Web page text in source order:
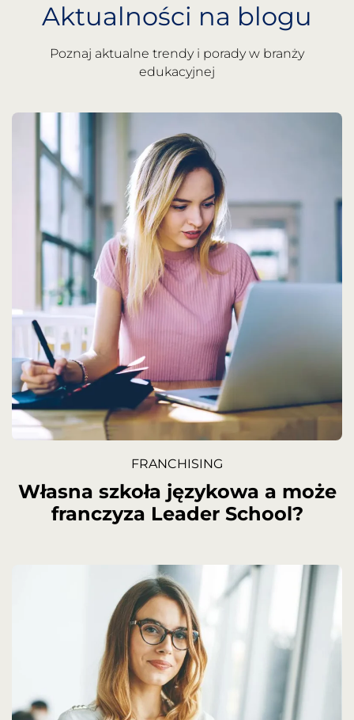
Aktualności na blogu
Poznaj aktualne trendy i porady w branży
edukacyjnej
FRANCHISING
Własna szkoła językowa a może
franczyza Leader School?